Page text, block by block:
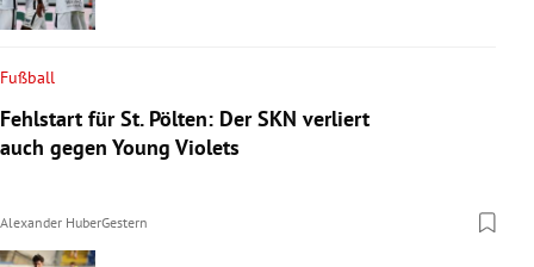
Fußball
Fehlstart für St. Pölten: Der SKN verliert
auch gegen Young Violets
Alexander HuberGestern